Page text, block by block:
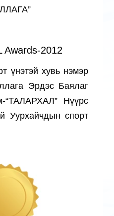
Awards-2012
үнэтэй хувь нэмэр
Эрдэс Баялаг
Нүүрс
Уурхайчдын спорт